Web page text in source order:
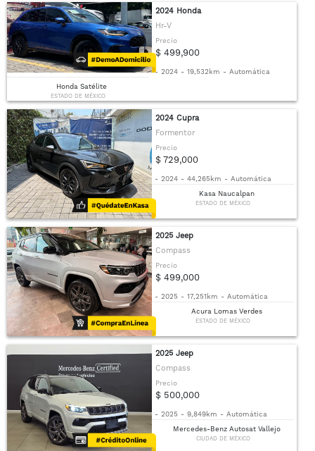
2024 Honda
Hr-V
Precio
$ 499,900
- 2024 - 19,532km - Automática
Honda Satélite
ESTADO DE MÉXICO
2024 Cupra
Formentor
Precio
$ 729,000
- 2024 - 44,265km - Automática
Kasa Naucalpan
ESTADO DE MÉXICO
2025 Jeep
Compass
Precio
$ 499,000
- 2025 - 17,251km - Automática
Acura Lomas Verdes
ESTADO DE MÉXICO
2025 Jeep
Compass
Precio
$ 500,000
- 2025 - 9,849km - Automática
Mercedes-Benz Autosat Vallejo
CIUDAD DE MÉXICO